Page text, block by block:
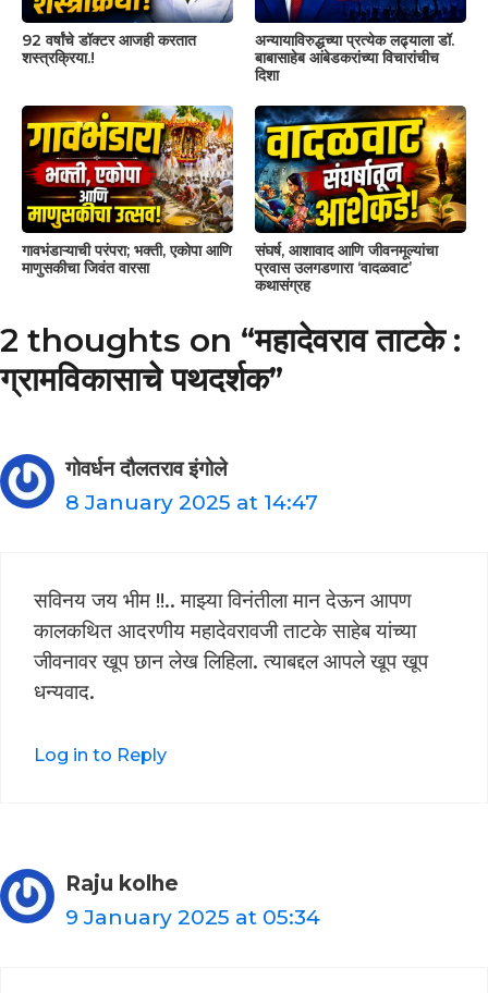
92 वर्षांचे डॉक्टर आजही करतात
शस्त्रक्रिया.!
अन्यायाविरुद्धच्या प्रत्येक लढ्याला डॉ.
बाबासाहेब आंबेडकरांच्या विचारांचीच
दिशा
गावभंडाऱ्याची परंपरा; भक्ती, एकोपा आणि
माणुसकीचा जिवंत वारसा
संघर्ष, आशावाद आणि जीवनमूल्यांचा
प्रवास उलगडणारा ‘वादळवाट’
कथासंग्रह
2 thoughts on “महादेवराव ताटके :
ग्रामविकासाचे पथदर्शक”
गोवर्धन दौलतराव इंगोले
8 January 2025 at 14:47
सविनय जय भीम !!.. माझ्या विनंतीला मान देऊन आपण
कालकथित आदरणीय महादेवरावजी ताटके साहेब यांच्या
जीवनावर खूप छान लेख लिहिला. त्याबद्दल आपले खूप खूप
धन्यवाद.
Log in to Reply
Raju kolhe
9 January 2025 at 05:34